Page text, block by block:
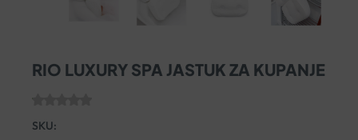
RIO LUXURY SPA JASTUK ZA KUPANJE
SKU: